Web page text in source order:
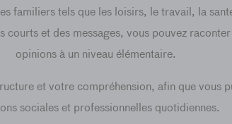
familiers tels que les loisirs, le travail, la
et des messages, vous pouvez
opinions à un niveau élémentaire.
et votre compréhension, afin que vous
sociales et professionnelles quotidiennes.